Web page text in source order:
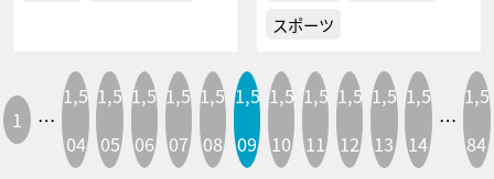
スポーツ
1 …
1,5
04
1,5
05
1,5
06
1,5
07
1,5
08
1,5
09
1,5
10
1,5
11
1,5
12
1,5
13
1,5
14
…
1,5
84